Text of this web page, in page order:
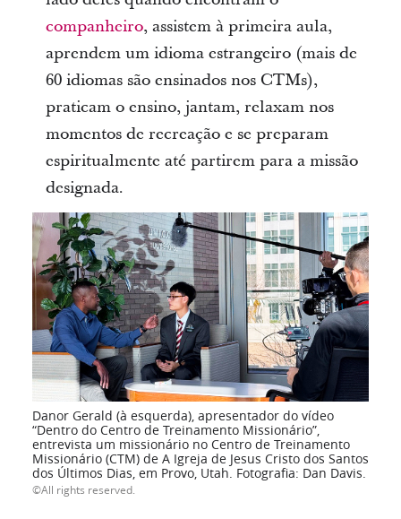
companheiro, assistem à primeira aula,
aprendem um idioma estrangeiro (mais de
60 idiomas são ensinados nos CTMs),
praticam o ensino, jantam, relaxam nos
momentos de recreação e se preparam
espiritualmente até partirem para a missão
designada.
Danor Gerald (à esquerda), apresentador do vídeo
“Dentro do Centro de Treinamento Missionário”,
entrevista um missionário no Centro de Treinamento
Missionário (CTM) de A Igreja de Jesus Cristo dos Santos
dos Últimos Dias, em Provo, Utah. Fotografia: Dan Davis.
All rights reserved.